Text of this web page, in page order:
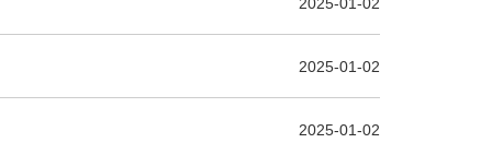
2025-01-02
2025-01-02